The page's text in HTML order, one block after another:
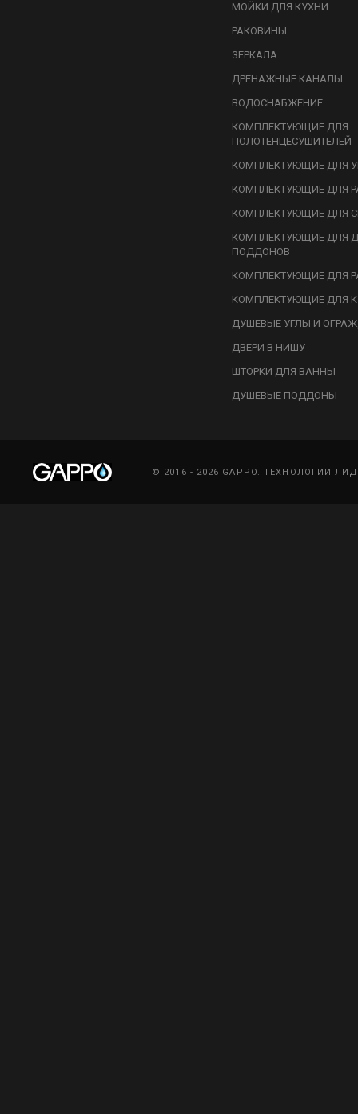
МОЙКИ ДЛЯ КУХНИ
РАКОВИНЫ
ЗЕРКАЛА
ДРЕНАЖНЫЕ КАНАЛЫ
ВОДОСНАБЖЕНИЕ
КОМПЛЕКТУЮЩИЕ ДЛЯ
ПОЛОТЕНЦЕСУШИТЕЛЕЙ
КОМПЛЕКТУЮЩИЕ ДЛЯ
КОМПЛЕКТУЮЩИЕ ДЛЯ
КОМПЛЕКТУЮЩИЕ ДЛЯ
КОМПЛЕКТУЮЩИЕ ДЛЯ
ПОДДОНОВ
КОМПЛЕКТУЮЩИЕ ДЛЯ
КОМПЛЕКТУЮЩИЕ ДЛЯ
ДУШЕВЫЕ УГЛЫ И
ДВЕРИ В НИШУ
ШТОРКИ ДЛЯ ВАННЫ
ДУШЕВЫЕ ПОДДОНЫ
© 2016 - 2026 GAPPO. ТЕХНОЛОГИИ